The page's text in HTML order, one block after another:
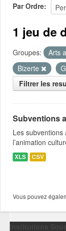
À propos
Par Ordre
1 jeu de
Groupes: Arts
Bizerte
Filtrer les
Subventions
Les
l’animation
XLS CSV
Vous pouvez